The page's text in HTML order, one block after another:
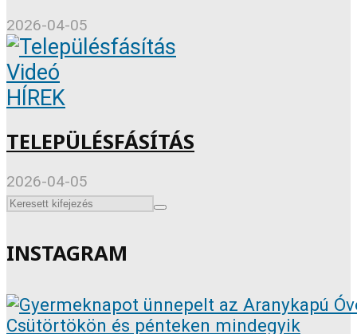
2026-04-05
Videó
HÍREK
TELEPÜLÉSFÁSÍTÁS
2026-04-05
INSTAGRAM